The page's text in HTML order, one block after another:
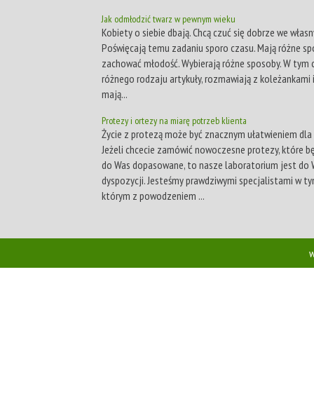
Jak odmłodzić twarz w pewnym wieku
Kobiety o siebie dbają. Chcą czuć się dobrze we
Poświęcają temu zadaniu sporo czasu. Mają różne
zachować młodość. Wybierają różne sposoby. W
różnego rodzaju artykuły, rozmawiają z
mają...
Protezy i ortezy na miarę potrzeb klienta
Życie z protezą może być znacznym ułatwieniem
Jeżeli chcecie zamówić nowoczesne protezy, które
do Was dopasowane, to nasze laboratorium jest do
dyspozycji. Jesteśmy prawdziwymi specjalistami w
którym z powodzeniem ...